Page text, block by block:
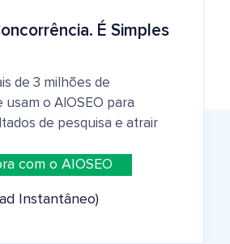
É Simples
de 3 milhões de
usam o AIOSEO para
de pesquisa e atrair
com o AIOSEO
Instantâneo)